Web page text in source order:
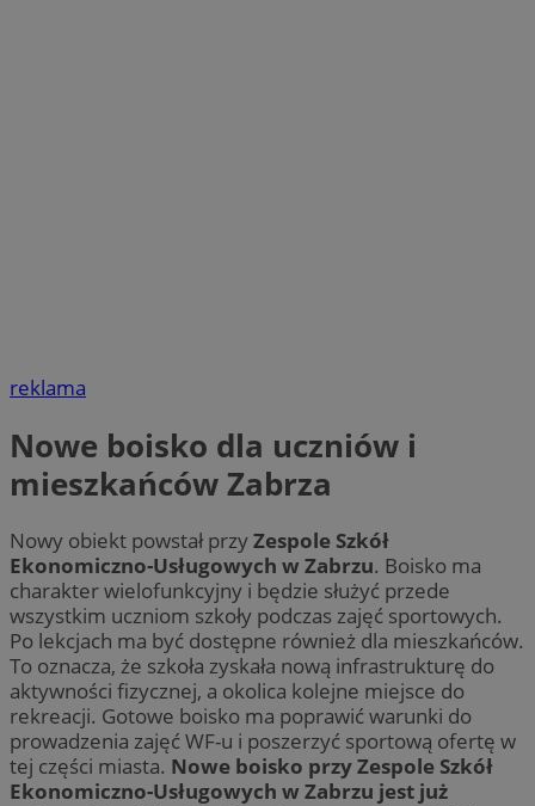
reklama
Nowe boisko dla uczniów i
mieszkańców Zabrza
Nowy obiekt powstał przyZespole Szkół
Ekonomiczno-Usługowych w Zabrzu. Boisko ma
charakter wielofunkcyjny i będzie służyć przede
wszystkim uczniom szkoły podczas zajęć sportowych.
Po lekcjach ma być dostępne również dla mieszkańców.
To oznacza, że szkoła zyskała nową infrastrukturę do
aktywności fizycznej, a okolica kolejne miejsce do
rekreacji. Gotowe boisko ma poprawić warunki do
prowadzenia zajęć WF-u i poszerzyć sportową ofertę w
tej części miasta. Nowe boisko przy Zespole Szkół
Ekonomiczno-Usługowych w Zabrzu jest już